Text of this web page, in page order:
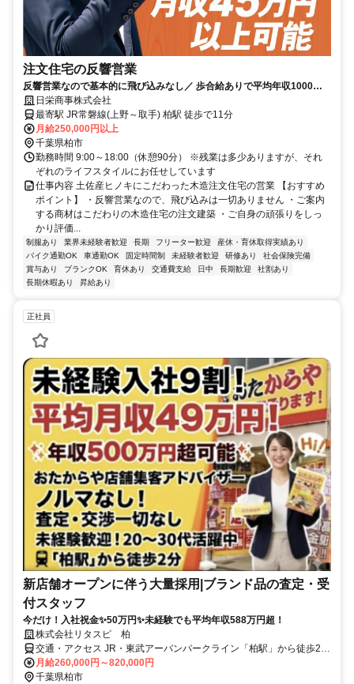
注文住宅の反響営業
反響営業なので基本的に飛び込みなし／ 歩合給ありで平均年収1000万
円以上可能！しっかり稼げます！
日栄商事株式会社
最寄駅 JR常磐線(上野～取手) 柏駅 徒歩で11分
月給250,000円以上
千葉県柏市
勤務時間 9:00～18:00（休憩90分） ※残業は多少ありますが、それ
ぞれのライフスタイルにお任せしています
仕事内容 土佐産ヒノキにこだわった木造注文住宅の営業 【おすすめ
ポイント】 ・反響営業なので、飛び込みは一切ありません ・ご案内
する商材はこだわりの木造住宅の注文建築 ・ご自身の頑張りをしっ
かり評価...
制服あり 業界未経験者歓迎 長期 フリーター歓迎
産休・育休取得実績あり
バイク通勤OK
車通勤OK 固定時間制 未経験者歓迎 研修あり
社会保険完備
賞与あり
ブランクOK 育休あり 交通費支給 日中 長期歓迎
社割あり
長期休暇あり
昇給あり
正社員
新店舗オープンに伴う大量採用|ブランド品の査定・受
付スタッフ
今だけ！入社祝金✨50万円✨未経験でも平均年収588万円超！
株式会社リタスピ 柏
交通・アクセス JR・東武アーバンパークライン「柏駅」から徒歩2分
程度
月給260,000円～820,000円
千葉県柏市